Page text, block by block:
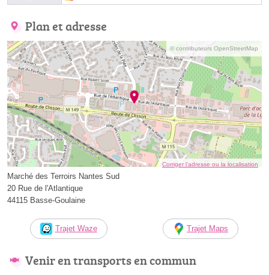
Plan et adresse
© contributeurs OpenStreetMap
Corriger l’adresse ou la localisation
Marché des Terroirs Nantes Sud
20 Rue de l'Atlantique
44115 Basse-Goulaine
Trajet Waze Trajet Maps
Venir en transports en commun